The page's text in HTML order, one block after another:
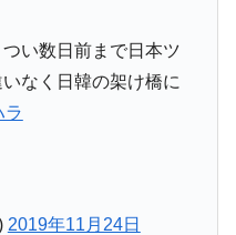
い数日前まで日本ツ
なく日韓の架け橋に
ラ
2019年11月24日